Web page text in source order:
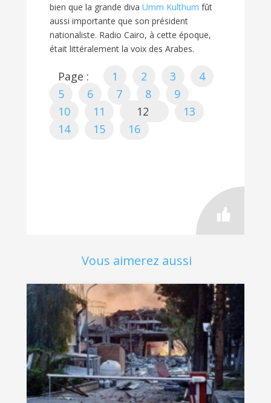
bien que la grande diva Umm Kulthum fût
aussi importante que son président
nationaliste. Radio Cairo, à cette époque,
était littéralement la voix des Arabes.
Page : 1 2 3
4
5
6 7 8
9
10
11 12
13
14
15 16
Vous aimerez aussi